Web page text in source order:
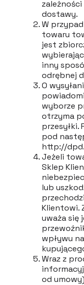
dostawy.
W
towaru
jest
inny
odrębnej
O
wyborze
otrzyma
przesyłki.
pod
http://
Jeżeli
Sklep
lub
Klientowi.
uważa się
wpływu
Wraz z
od